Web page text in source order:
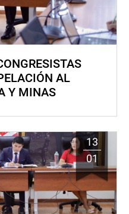
AL
Y MINAS
13
01